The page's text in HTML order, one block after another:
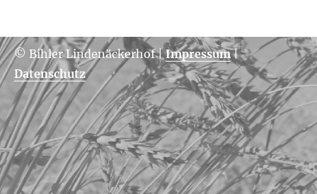
© Bihler Lindenäckerhof|Impressum|
Datenschutz